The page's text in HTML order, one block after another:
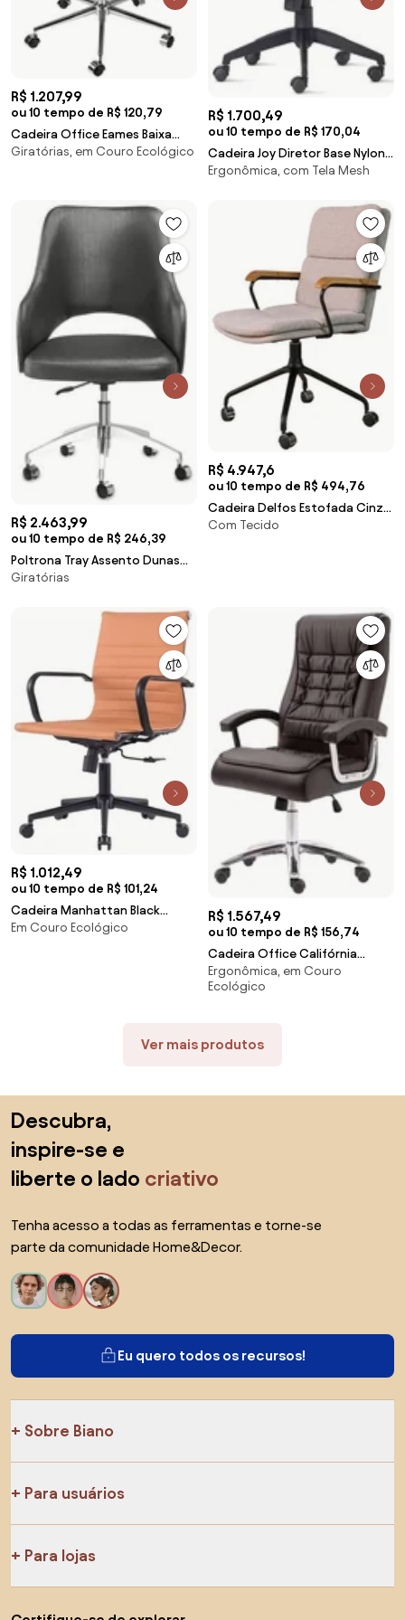
R$ 1.207,99
ou 10 tempo de R$ 120,79
Cadeira Office Eames Baixa
Assento Courino Preto com
Giratórias, em Couro Ecológico
R$ 1.700,49
ou 10 tempo de R$ 170,04
Cadeira Joy Diretor Base Nylon
Piramidal - 54210 Sun House
Ergonômica, com Tela Mesh
R$ 2.463,99
ou 10 tempo de R$ 246,39
Poltrona Tray Assento Dunas
Preto Base Rodizio em Aluminio
Giratórias
R$ 4.947,6
ou 10 tempo de R$ 494,76
Cadeira Delfos Estofada Cinza
Claro Base de Aço Carbono
Com Tecido
R$ 1.012,49
ou 10 tempo de R$ 101,24
Cadeira Manhattan Black
Diretor Caramelo Base Aço
Em Couro Ecológico
R$ 1.567,49
ou 10 tempo de R$ 156,74
Cadeira Office Califórnia
Courino Marrom Base Rodízio -
73487 Sun House
Ergonômica, em Couro
Ecológico
Ver mais produtos
Descubra,
inspire-se e
liberte o lado criativo
Tenha acesso a todas as ferramentas e torne-se
parte da comunidade Home&Decor.
Eu quero todos os recursos!
Sobre Biano
Para usuários
Para lojas